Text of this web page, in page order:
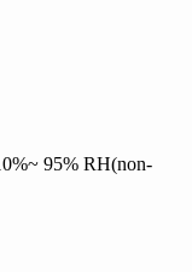
95% RH(non-